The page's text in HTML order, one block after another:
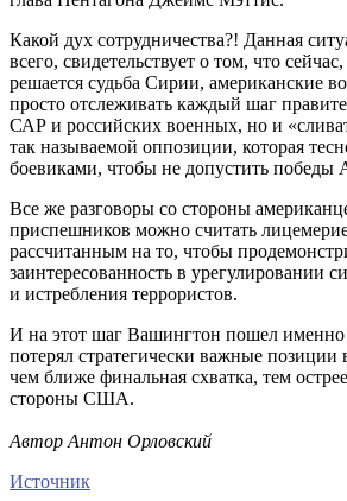
Какой дух сотрудничества?! Данная
всего, свидетельствует о том, что
решается судьба Сирии, американские
просто отслеживать каждый шаг
САР и российских военных, но и
так называемой оппозиции, которая
боевиками, чтобы не допустить победы
Все же разговоры со стороны
приспешников можно считать
рассчитанным на то, чтобы
заинтересованность в урегулировании
и истребления террористов.
И на этот шаг Вашингтон пошел именно
потерял стратегически важные
чем ближе финальная схватка, тем
стороны США.
Автор Антон Орловский
Источник